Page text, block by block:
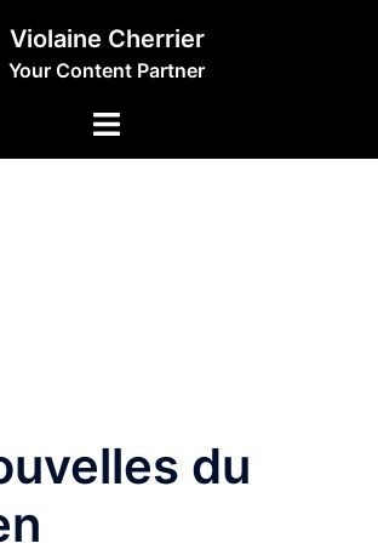
Violaine Cherrier
Your Content Partner
du